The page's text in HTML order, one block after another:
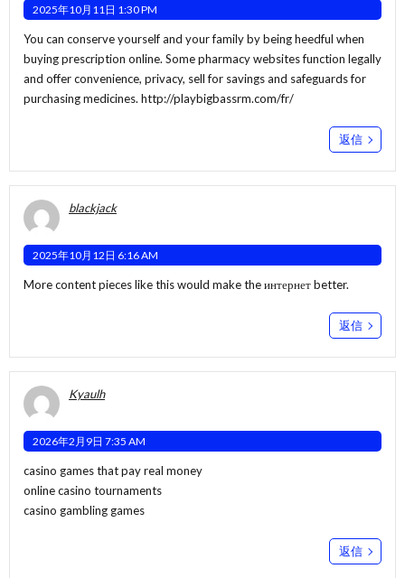
2025年10月11日 1:30 PM
You can conserve yourself and your family by being heedful when
buying prescription online. Some pharmacy websites function legally
and offer convenience, privacy, sell for savings and safeguards for
purchasing medicines. http://playbigbassrm.com/fr/
返信
blackjack
2025年10月12日 6:16 AM
More content pieces like this would make the интернет better.
返信
Kyaulh
2026年2月9日 7:35 AM
casino games that pay real money
online casino tournaments
casino gambling games
返信